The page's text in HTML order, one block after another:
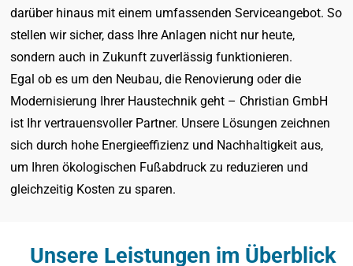
darüber hinaus mit einem umfassenden Serviceangebot. So
stellen wir sicher, dass Ihre Anlagen nicht nur heute,
sondern auch in Zukunft zuverlässig funktionieren.
Egal ob es um den Neubau, die Renovierung oder die
Modernisierung Ihrer Haustechnik geht – Christian GmbH
ist Ihr vertrauensvoller Partner. Unsere Lösungen zeichnen
sich durch hohe Energieeffizienz und Nachhaltigkeit aus,
um Ihren ökologischen Fußabdruck zu reduzieren und
gleichzeitig Kosten zu sparen.
Unsere Leistungen im Überblick